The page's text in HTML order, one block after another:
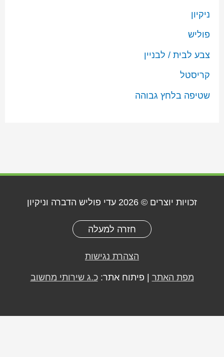
ניקיון
פוליש
צבע לבית / לבניין
קריסטל
שטיפה בלחץ גבוהה
זכויות יוצרים © 2026 עדי פוליש הדברה וניקיון
חזרה למעלה
הצהרת נגישות
מפת האתר | פיתוח אתר:כ.ג שירותי מחשוב